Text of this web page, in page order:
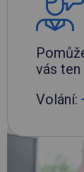
vás ten
Volání: